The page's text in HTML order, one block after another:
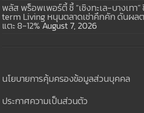
พลัส พร็อพเพอร์ตี้ ชี้ “เชิงทะเล-บางเทา
term Living หนุนตลาดเช่าคึกคัก ดันผล
แตะ 8-12% August 7, 2026
นโยบายการคุ้มครองข้อมูลส่วนบุคคล
ประกาศความเป็นส่วนตัว